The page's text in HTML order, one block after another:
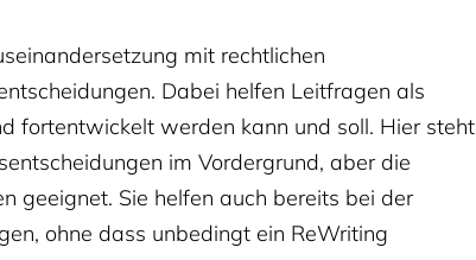
mit rechtlichen
Dabei helfen Leitfragen als
fortentwickelt werden kann und soll. Hier steht
im Vordergrund, aber die
geeignet. Sie helfen auch bereits bei der
ohne dass unbedingt ein ReWriting